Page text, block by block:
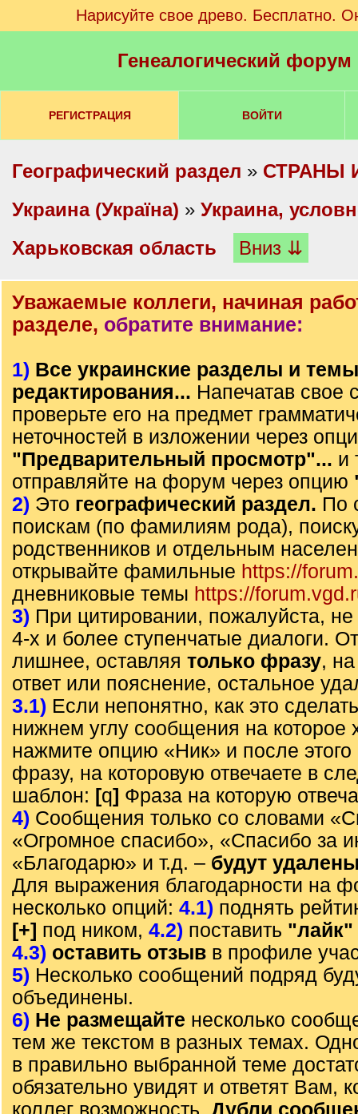
Нарисуйте свое древо. Бесплатно.
Генеалогический
РЕГИСТРАЦИЯ ВОЙТИ
Географический раздел » СТРАНЫ
Украина (Україна) » Украина,
Харьковская область
Вниз ⇊
Уважаемые коллеги, начиная
разделе, обратите внимание:
1) Все украинские разделы и
редактирования... Напечатав свое
проверьте его на предмет
неточностей в изложении через
"Предварительный просмотр"... и
отправляйте на форум через опцию
2) Это географический раздел. По
поискам (по фамилиям рода),
родственников и отдельным
открывайте фамильные https://
дневниковые темы https://
3) При цитировании, пожалуйста, не
4-х и более ступенчатые диалоги.
лишнее, оставляя только фразу,
ответ или пояснение, остальное
3.1) Если непонятно, как это
нижнем углу сообщения на которое
нажмите опцию «Ник» и после этого
фразу, на которовую отвечаете в
шаблон: [q] Фраза на которую
4) Сообщения только со словами
«Огромное спасибо», «Спасибо за
«Благодарю» и т.д. – будут
Для выражения благодарности на
несколько опций: 4.1) поднять
[+] под ником, 4.2) поставить "лайк"
4.3) оставить отзыв в профиле
5) Несколько сообщений подряд
объединены.
6) Не размещайте несколько
тем же текстом в разных темах.
в правильно выбранной теме
обязательно увидят и ответят Вам,
коллег возможность. Дубли